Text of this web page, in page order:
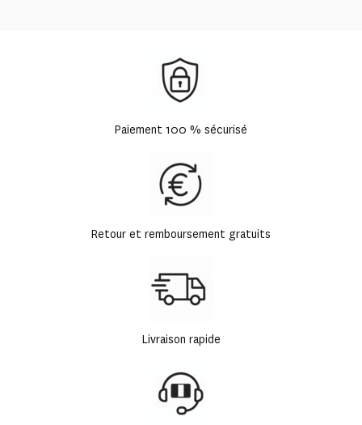
Paiement 100 % sécurisé
Retour et remboursement gratuits
Livraison rapide